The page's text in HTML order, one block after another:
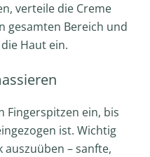
verteile die Creme
gesamten Bereich und
Haut ein.
Fingerspitzen ein, bis
ist. Wichtig
auszuüben – sanfte,